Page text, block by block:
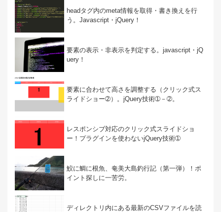
headタグ内のmeta情報を取得・書き換えを行
う。Javascript・jQuery！
要素の表示・非表示を判定する。javascript・jQ
uery！
要素に合わせて高さを調整する（クリック式ス
ライドショー➁）。jQuery技術➀－➁。
レスポンシブ対応のクリック式スライドショ
ー！プラグインを使わないjQuery技術➀
鮫に鯛に根魚、奄美大島釣行記（第一弾）！ポ
イント探しに一苦労。
ディレクトリ内にある最新のCSVファイルを読